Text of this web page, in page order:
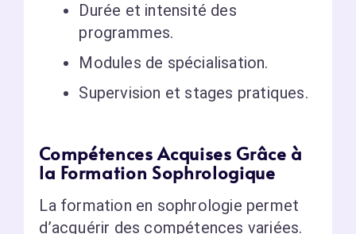
Durée et intensité des
programmes.
Modules de spécialisation.
Supervision et stages pratiques.
Compétences Acquises Grâce à
la Formation Sophrologique
La formation en sophrologie permet
d’acquérir des compétences variées.